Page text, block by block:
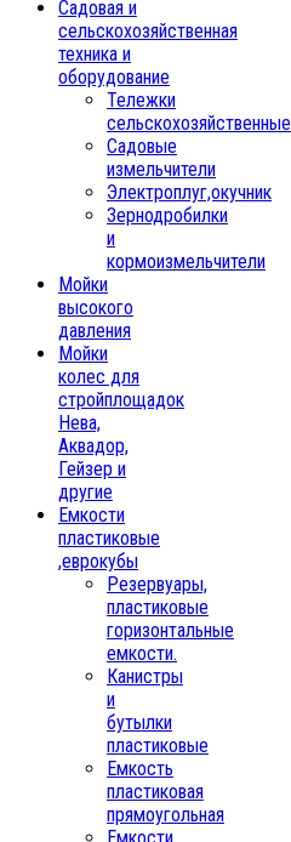
Садовая и
сельскохозяйственная
техника и
оборудование
Тележки
сельскохозяйственные
Садовые
измельчители
Электроплуг,окучник
Зернодробилки
и
кормоизмельчители
Мойки
высокого
давления
Мойки
колес для
стройплощадок
Нева,
Аквадор,
Гейзер и
другие
Емкости
пластиковые
,еврокубы
Резервуары,
пластиковые
горизонтальные
емкости.
Канистры
и
бутылки
пластиковые
Емкость
пластиковая
прямоугольная
Емкости